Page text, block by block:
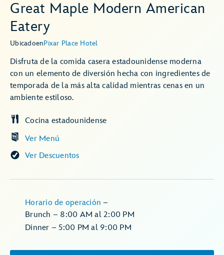
Great Maple Modern American
Eatery
UbicadoenPixar Place Hotel
Disfruta de la comida casera estadounidense moderna
con un elemento de diversión hecha con ingredientes de
temporada de la más alta calidad mientras cenas en un
ambiente estiloso.
Ver Menú
Cocina estadounidense
Ver Descuentos
Horario de operación–
Brunch – 8:00 AM al 2:00 PM
Dinner – 5:00 PM al 9:00 PM